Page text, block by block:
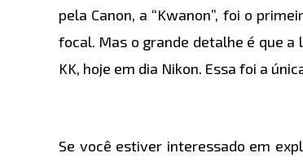
pela Canon, a “Kwanon”, foi o
focal. Mas o grande detalhe é que a
KK, hoje em dia Nikon. Essa foi a
Se você estiver interessado em